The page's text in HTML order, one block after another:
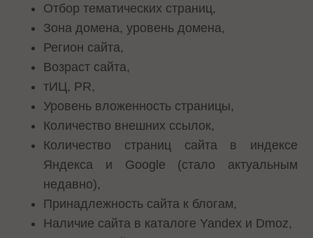
Отбор тематических страниц,
Зона домена, уровень домена,
Регион сайта,
Возраст сайта,
тИЦ, PR,
Уровень вложенность страницы,
Количество внешних ссылок,
Количество страниц сайта в индексе
Яндекса и Google (стало актуальным
недавно),
Принадлежность сайта к блогам,
Наличие сайта в каталоге Yandex и Dmoz,